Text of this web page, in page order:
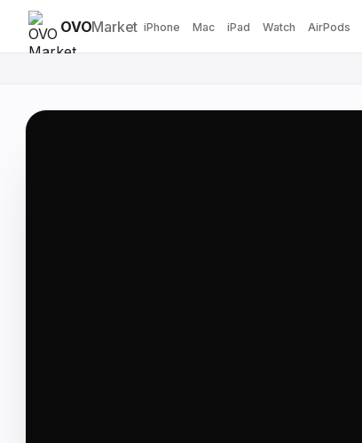
OVOMarket iPhone Mac iPad Watch AirPods